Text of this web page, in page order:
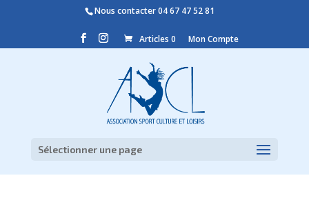
Nous contacter04 67 47 52 81
Articles 0 Mon Compte
Sélectionner une page